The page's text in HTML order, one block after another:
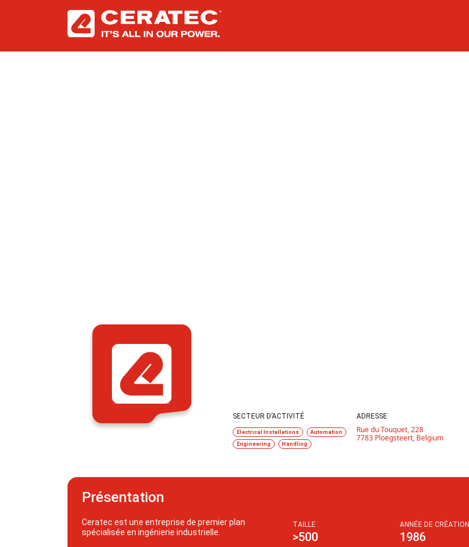
SECTEUR D’ACTIVITÉ
Electrical Installations Automation
Engineering Handling
ADRESSE
Rue du Touquet, 228
7783 Ploegsteert, Belgium
Présentation
Ceratec est une entreprise de premier plan
spécialisée en ingénierie industrielle.
TAILLE
>500
ANNÉE DE CRÉATION
1986